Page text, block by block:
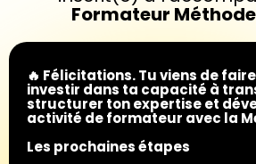
Formateur
🔥 Félicitations. Tu viens de
investir dans ta capacité à
structurer ton expertise et
activité de formateur avec la
Les prochaines étapes